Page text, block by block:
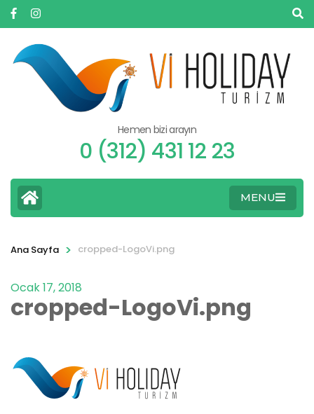
Hemen bizi arayın
0 (312) 431 12 23
MENU
Ana Sayfa > cropped-LogoVi.png
Ocak 17, 2018
cropped-LogoVi.png